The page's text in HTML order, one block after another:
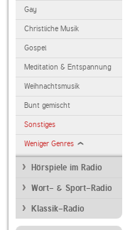
Gay
Christliche Musik
Gospel
Meditation & Entspannung
Weihnachtsmusik
Bunt gemischt
Sonstiges
Weniger Genres
Hörspiele im Radio
Wort- & Sport-Radio
Klassik-Radio